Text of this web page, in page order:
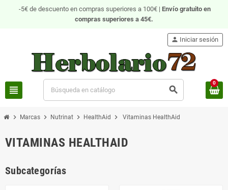
-5€ de descuento en compras superiores a 100€ | Envío gratuito en
compras superiores a 45€.
view_headline search
person Iniciar sesión
0
chevron_right Marcas chevron_right Nutrinat chevron_right HealthAid chevron_right Vitaminas HealthAid
VITAMINAS HEALTHAID
Subcategorías